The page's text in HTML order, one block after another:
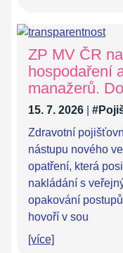
ZP MV ČR
hospodaření
manažerů.
15. 7. 2026
Zdravotní
nástupu nového
opatření, která
nakládání s
opakování
hovoří v sou
[více]